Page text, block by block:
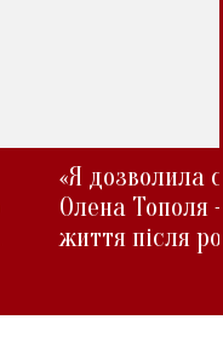
«Я дозволила
Олена Тополя
життя після